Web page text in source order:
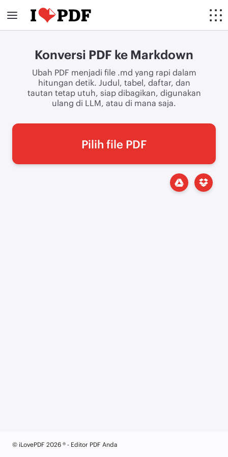
Konversi PDF ke Markdown
Ubah PDF menjadi file .md yang rapi dalam
hitungan detik. Judul, tabel, daftar, dan
tautan tetap utuh, siap dibagikan, digunakan
ulang di LLM, atau di mana saja.
Pilih file PDF
© iLovePDF 2026 ® - Editor PDF Anda